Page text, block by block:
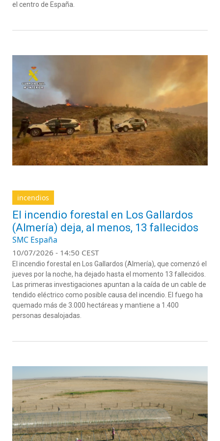
el centro de España.
incendios
El incendio forestal en Los Gallardos
(Almería) deja, al menos, 13 fallecidos
SMC España
10/07/2026 - 14:50 CEST
El incendio forestal en Los Gallardos (Almería), que comenzó el
jueves por la noche, ha dejado hasta el momento 13 fallecidos.
Las primeras investigaciones apuntan a la caída de un cable de
tendido eléctrico como posible causa del incendio. El fuego ha
quemado más de 3.000 hectáreas y mantiene a 1.400
personas desalojadas.